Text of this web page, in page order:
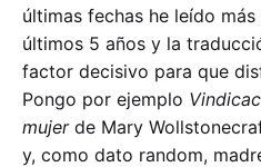
últimas fechas he leído
últimos 5 años y la
factor decisivo para que
Pongo por ejemplo
mujerde Mary
y, como dato random,